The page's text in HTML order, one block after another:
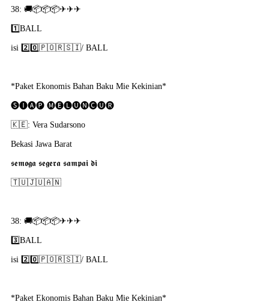
38: 🚚📦📦📦✈✈✈
1️⃣BALL
isi 2️⃣0️⃣🇵​🇴​🇷​🇸​🇮​/ BALL
*Paket Ekonomis Bahan Baku Mie Kekinian*
🅢🅘🅐🅟 🅜🅔🅛🅤🅝🅒🅤🅡
🇰​🇪: Vera Sudarsono
Bekasi Jawa Barat
𝖘𝖊𝖒𝖔𝖌𝖆 𝖘𝖊𝖌𝖊𝖗𝖆 𝖘𝖆𝖒𝖕𝖆𝖎 𝖉𝖎
🇹​🇺​🇯​🇺​🇦​🇳​
38: 🚚📦📦📦✈✈✈
3️⃣BALL
isi 2️⃣0️⃣🇵​🇴​🇷​🇸​🇮​/ BALL
*Paket Ekonomis Bahan Baku Mie Kekinian*